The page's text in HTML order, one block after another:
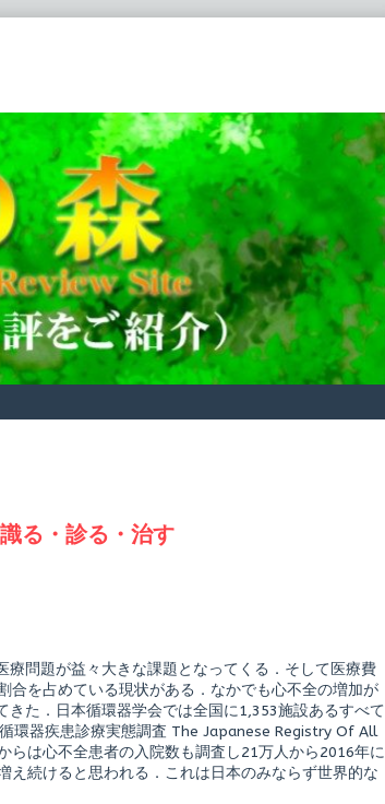
る・診る・治す
問題が益々大きな課題となってくる．そして医療費
合を占めている現状がある．なかでも心不全の増加が
た．日本循環器学会では全国に1,353施設あるすべて
環器疾患診療実態調査 The Japanese Registry Of All
らは心不全患者の入院数も調査し21万人から2016年に
続けると思われる．これは日本のみならず世界的な